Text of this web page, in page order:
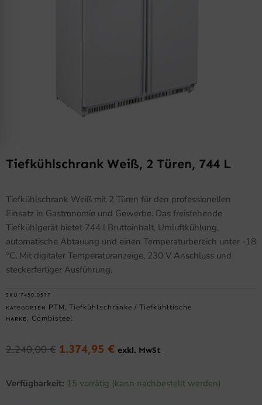
Tiefkühlschrank Weiß, 2 Türen, 744 L
Tiefkühlschrank Weiß mit 2 Türen für den professionellen
Einsatz in Gastronomie und Gewerbe. Das freistehende
Tiefkühlgerät bietet 744 l Bruttoinhalt, Umluftkühlung,
automatische Abtauung und einen Temperaturbereich unter -18
°C. Mit digitaler Temperaturanzeige, 230 V Anschluss und
steckerfertiger Ausführung.
SKU 7450.0577
KATEGORIEN PTM , Tiefkühlschränke / Tiefkühltische
MARKE: Combisteel
2.240,00€ Ursprünglicher
war:
2.240,00 €
1.374,95 € Aktueller
ist:
exkl. MwSt
Verfügbarkeit: 15 vorrätig (kann nachbestellt werden)
Weiß,